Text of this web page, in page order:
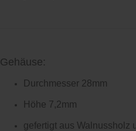
Gehäuse:
Durchmesser 28mm
Höhe 7,2mm
gefertigt aus Walnussholz